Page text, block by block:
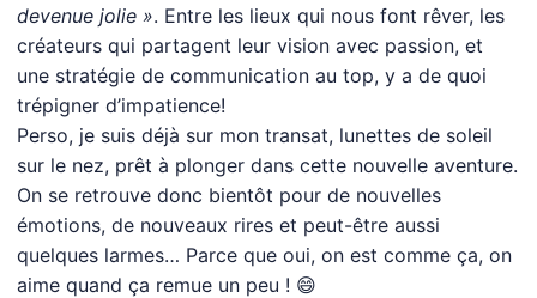
devenue jolie ». Entre les lieux qui nous font rêver, les
créateurs qui partagent leur vision avec passion, et
une stratégie de communication au top, y a de quoi
trépigner d’impatience!
Perso, je suis déjà sur mon transat, lunettes de soleil
sur le nez, prêt à plonger dans cette nouvelle aventure.
On se retrouve donc bientôt pour de nouvelles
émotions, de nouveaux rires et peut-être aussi
quelques larmes… Parce que oui, on est comme ça, on
aime quand ça remue un peu ! 😄